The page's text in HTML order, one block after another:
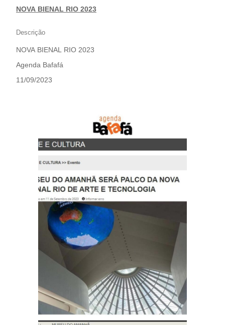
NOVA BIENAL RIO 2023
Descrição
NOVA BIENAL RIO 2023
Agenda Bafafá
11/09/2023